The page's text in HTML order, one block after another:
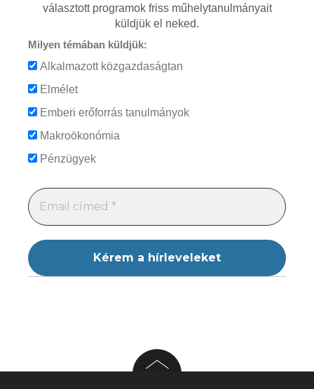
választott programok friss műhelytanulmányait
küldjük el neked.
Milyen témában küldjük:
Alkalmazott közgazdaságtan
Elmélet
Emberi erőforrás tanulmányok
Makroökonómia
Pénzügyek